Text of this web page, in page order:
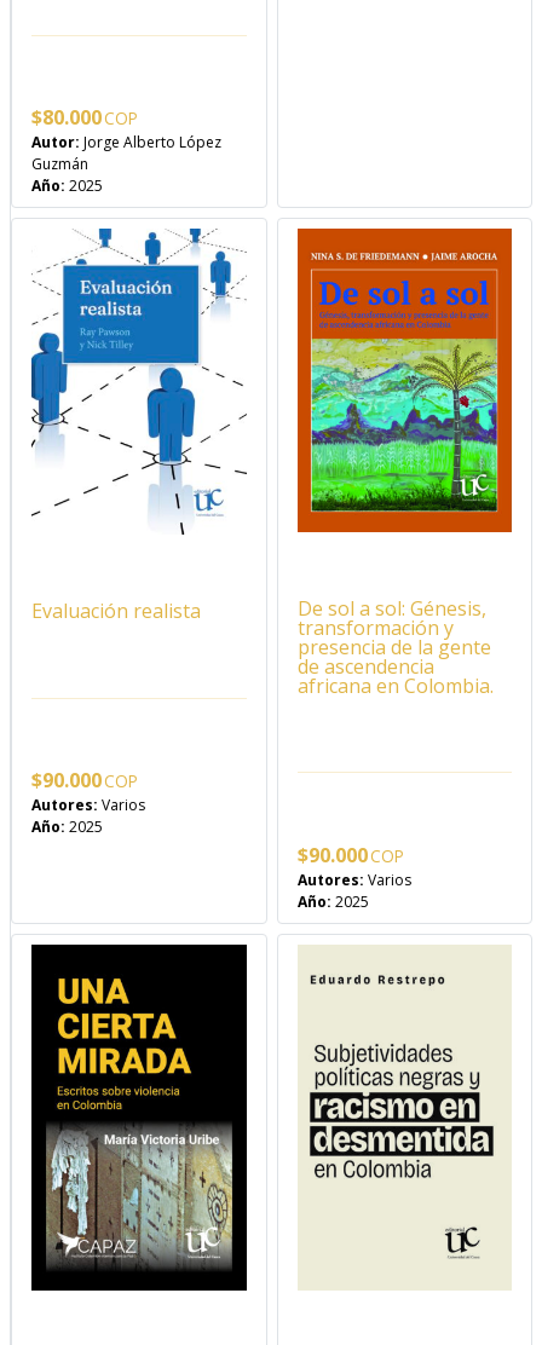
$80.000
Autor: Jorge Alberto López
Guzmán
Año: 2025
Evaluación realista
$90.000
Autores: Varios
Año: 2025
De sol a sol: Génesis,
transformación y
presencia de la gente
de ascendencia
africana en Colombia.
$90.000
Autores: Varios
Año: 2025